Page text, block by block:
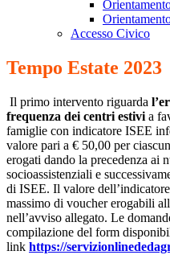
Accesso Civico
Tempo Estate 2023
Il primo intervento riguarda
frequenza dei centri estivi a
famiglie con indicatore ISEE
valore pari a € 50,00 per
erogati dando la precedenza ai
socioassistenziali e
di ISEE. Il valore
massimo di voucher erogabili
nell’avviso allegato. Le
compilazione del form
link https://